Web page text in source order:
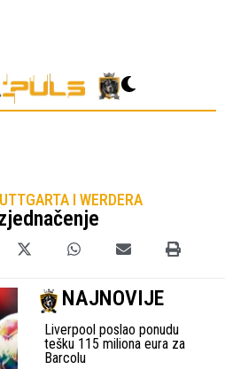
I WERDERA
NAJNOVIJE
Liverpool poslao ponudu
tešku 115 miliona eura za
Barcolu